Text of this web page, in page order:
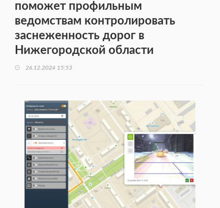
поможет профильным
ведомствам контролировать
заснеженность дорог в
Нижегородской области
26.12.2024 15:53